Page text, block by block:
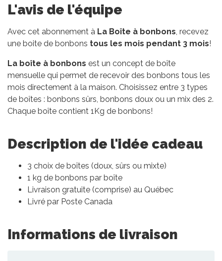
L'avis de l'équipe
Avec cet abonnement à La Boîte à bonbons, recevez
une boite de bonbons tous les mois pendant 3 mois!
La boîte à bonbons est un concept de boîte
mensuelle qui permet de recevoir des bonbons tous les
mois directement à la maison. Choisissez entre 3 types
de boîtes : bonbons sûrs, bonbons doux ou un mix des 2.
Chaque boîte contient 1Kg de bonbons!
Description de l'idée cadeau
3 choix de boîtes (doux, sûrs ou mixte)
1 kg de bonbons par boîte
Livraison gratuite (comprise) au Québec
Livré par Poste Canada
Informations de livraison